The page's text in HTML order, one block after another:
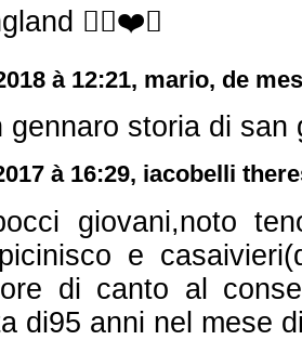
✌🏼❤️🙏
à 12:21, mario, de
gennaro storia di san
à 16:29, iacobelli
giovani,noto
e
di canto al
di95 anni nel mese